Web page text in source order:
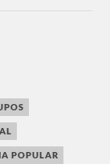
POPULAR